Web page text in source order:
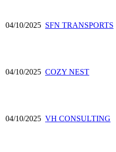
04/10/2025 SFN TRANSPORTS
04/10/2025 COZY NEST
04/10/2025 VH CONSULTING